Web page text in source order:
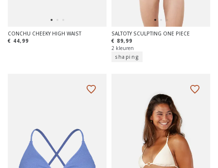
CONCHU CHEEKY HIGH WAIST
€ 44,99
SALTOTY SCULPTING ONE PIECE
€ 89,99
2 kleuren
shaping